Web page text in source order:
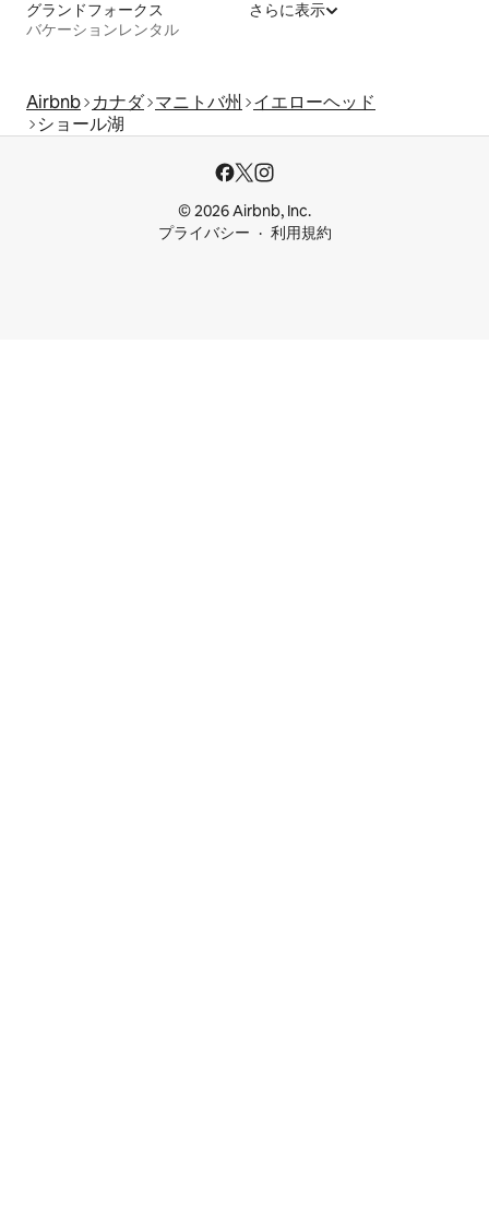
グランドフォークス
バケーションレンタル
さらに表示
Airbnb カナダ マニトバ州
イエローヘッド
ショール湖
© 2026 Airbnb, Inc.
プライバシー
利用規約